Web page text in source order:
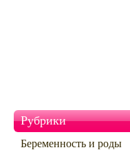
Рубрики
Беременность и роды